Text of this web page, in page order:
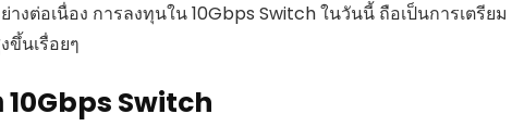
งต่อเนื่อง การลงทุนใน 10Gbps Switch ในวันนี้ ถือเป็นการเตรียม
นเรื่อยๆ
Switch